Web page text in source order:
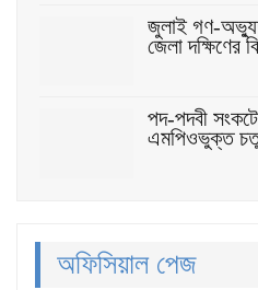
জুলাই গণ-
জেলা দক্ষিণের
পদ-পদবী
এমপিওভুক্ত
অফিসিয়াল পেজ